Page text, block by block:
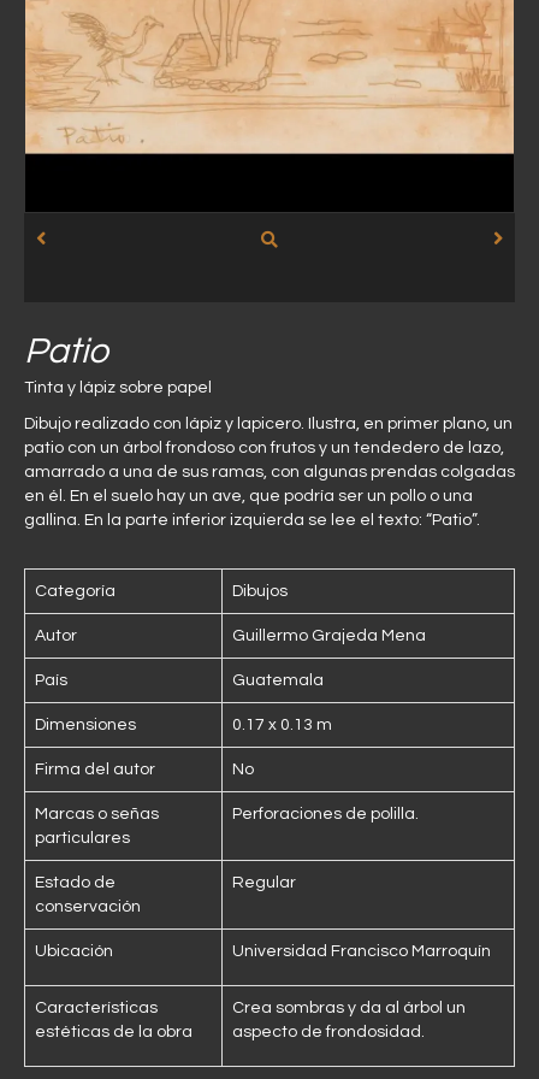
Patio
Tinta y lápiz sobre papel
Dibujo realizado con lápiz y lapicero. Ilustra, en primer plano, un
patio con un árbol frondoso con frutos y un tendedero de lazo,
amarrado a una de sus ramas, con algunas prendas colgadas
en él. En el suelo hay un ave, que podría ser un pollo o una
gallina. En la parte inferior izquierda se lee el texto: “Patio”.
Categoría Dibujos
Autor Guillermo Grajeda Mena
País Guatemala
Dimensiones 0.17 x 0.13 m
Firma del autor No
Marcas o señas
particulares
Perforaciones de polilla.
Estado de
conservación
Regular
Ubicación Universidad Francisco Marroquín
Características
estéticas de la obra
Crea sombras y da al árbol un
aspecto de frondosidad.